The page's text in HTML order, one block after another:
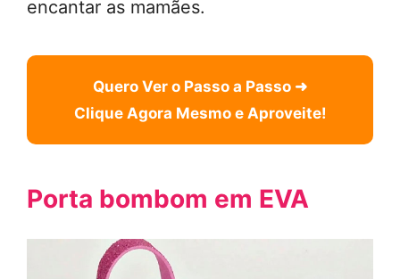
encantar as mamães.
Quero Ver o Passo a Passo ➜
Clique Agora Mesmo e Aproveite!
Porta bombom em EVA